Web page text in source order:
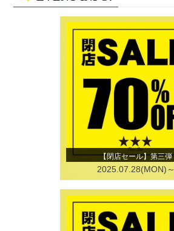
【閉店セール】第三弾
2025.07.28(MON)～